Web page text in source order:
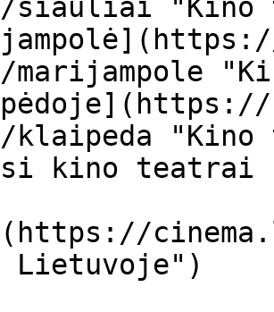
siauliai "Kino
kino